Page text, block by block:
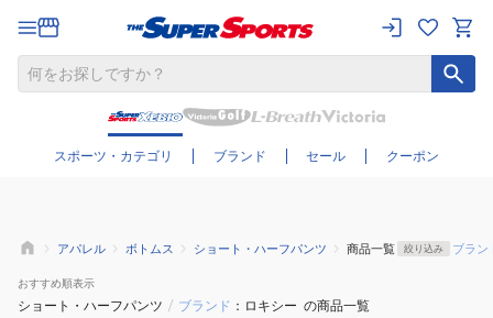
スポーツ・カテゴリ ブランド セール クーポン
さらに絞り込む
アパレル ボトムス ショート・ハーフパンツ 商品一覧 絞り込み ブラン
おすすめ順表示
ショート・ハーフパンツ / ブランド ロキシー の商品一覧